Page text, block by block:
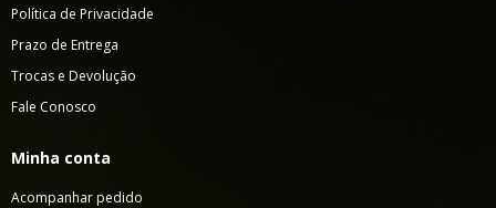
Política de Privacidade
Prazo de Entrega
Trocas e Devolução
Fale Conosco
Minha conta
Acompanhar pedido